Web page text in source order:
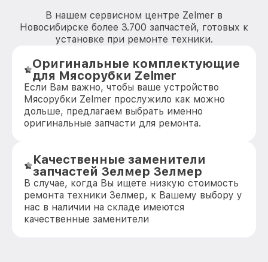
В нашем сервисном центре Zelmer в
Новосибирске более 3.700 запчастей, готовых к
установке при ремонте техники.
Оригинальные комплектующие
для Мясорубки Zelmer
Если Вам важно, чтобы ваше устройство
Мясорубки Zelmer прослужило как можно
дольше, предлагаем выбрать именно
оригинальные запчасти для ремонта.
Качественные заменители
запчастей Зелмер Зелмер
В случае, когда Вы ищете низкую стоимость
ремонта техники Зелмер, к Вашему выбору у
нас в наличии на складе имеются
качественные заменители